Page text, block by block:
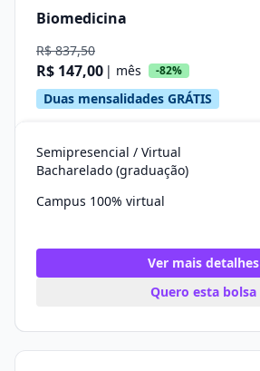
Biomedicina
R$ 837,50
R$ 147,00 | mês -82%
Duas mensalidades GRÁTIS
Semipresencial / Virtual
Bacharelado (graduação)
Campus 100% virtual
Ver mais detalhes
Quero esta bolsa